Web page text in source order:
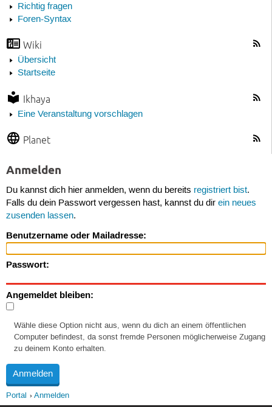
Richtig fragen
Foren-Syntax
Wiki
Übersicht
Startseite
Ikhaya
Eine Veranstaltung vorschlagen
Planet
Anmelden
Du kannst dich hier anmelden, wenn du bereits registriert bist.
Falls du dein Passwort vergessen hast, kannst du dir ein neues
zusenden lassen.
Benutzername oder Mailadresse:
Passwort:
Angemeldet bleiben:
Wähle diese Option nicht aus, wenn du dich an einem öffentlichen
Computer befindest, da sonst fremde Personen möglicherweise Zugang
zu deinem Konto erhalten.
Portal Anmelden